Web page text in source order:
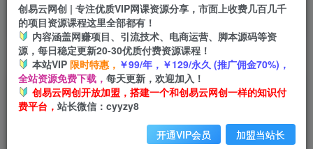
挂机 项目
脚本卡密
APP下载
GO
首页 创业课程 会员专属 正文
（7038期）独家首发！zfb分成计划，轻松操作，
咸鱼选手也能月入过万
关注
创易云网创 | 专注优质VIP网课资源分享，市面上收费几百几千
的项目资源课程这里全部都有！
内容涵盖网赚项目、引流技术、电商运营、脚本源码等资
源，每日稳定更新20-30优质付费资源课程！
本站VIP 限时特惠， ￥99/年，￥129/永久 (推广佣金70%)，
全站资源免费下载， 每天更新，欢迎加入！
创易云网创开放加盟，搭建一个和创易云网创一样的知识付
费平台， 站长微信：cyyzy8
开通VIP会员 加盟当站长